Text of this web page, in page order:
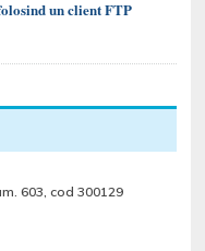
un client FTP
603, cod 300129